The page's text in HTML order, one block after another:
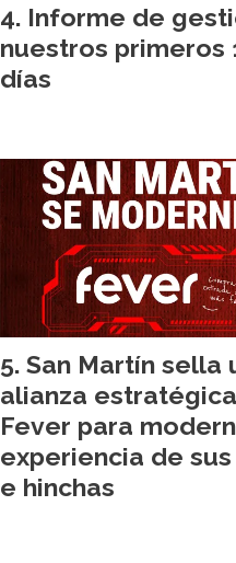
Informe de
nuestros primeros
días
San Martín sella
alianza
Fever para
experiencia de
e hinchas